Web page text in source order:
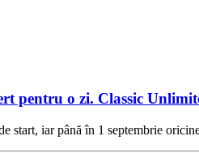
pentru o zi. Classic
start, iar până în 1 septembrie